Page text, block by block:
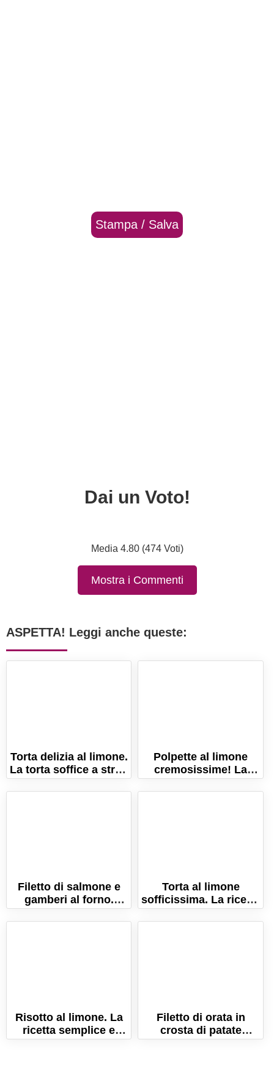
Stampa / Salva
Dai un Voto!
Media 4.80 (474 Voti)
Mostra i Commenti
ASPETTA! Leggi anche queste:
Torta delizia al limone.
La torta soffice a strati
con crema al limone!
Polpette al limone
cremosissime! La
ricetta facile per farle
morbidissime!
Filetto di salmone e
gamberi al forno.
Ricetta pronta in 10
minuti!
Torta al limone
sofficissima. La ricetta
per farla perfetta!
Risotto al limone. La
ricetta semplice e
veloce per farlo
Filetto di orata in
crosta di patate
croccante (La ricetta